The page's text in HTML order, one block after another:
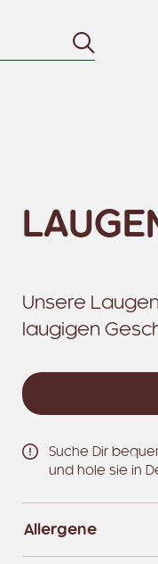
Unsere
laugigen
Suche Dir
und hole sie in
Allergene